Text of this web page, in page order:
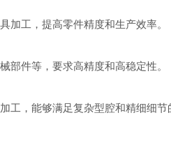
工，提高零件精度和生产效率。
件等，要求高精度和高稳定性。
，能够满足复杂型腔和精细细节